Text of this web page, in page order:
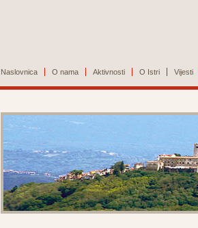
Naslovnica O nama Aktivnosti O Istri Vijesti